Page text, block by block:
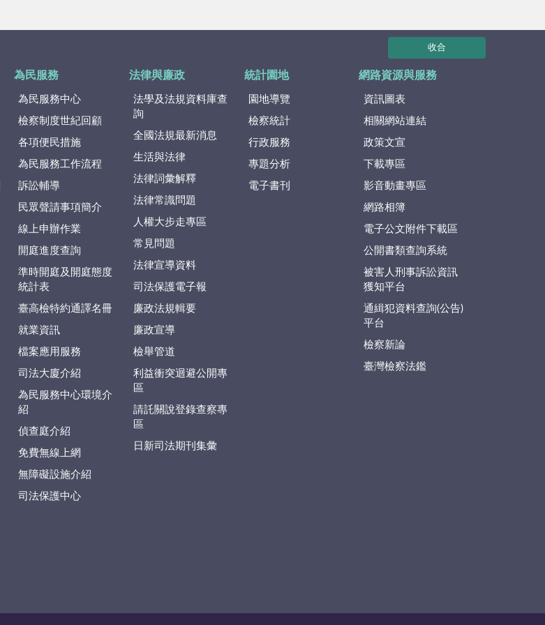
收合
為民服務
為民服務中心
檢察制度世紀回顧
各項便民措施
為民服務工作流程
訴訟輔導
民眾聲請事項簡介
線上申辦作業
開庭進度查詢
準時開庭及開庭態度
統計表
臺高檢特約通譯名冊
就業資訊
檔案應用服務
司法大廈介紹
為民服務中心環境介
紹
偵查庭介紹
免費無線上網
無障礙設施介紹
司法保護中心
法律與廉政
法學及法規資料庫查
詢
全國法規最新消息
生活與法律
法律詞彙解釋
法律常識問題
人權大步走專區
常見問題
法律宣導資料
司法保護電子報
廉政法規輯要
廉政宣導
檢舉管道
利益衝突迴避公開專
區
請託關說登錄查察專
區
日新司法期刊集彙
統計園地
園地導覽
檢察統計
行政服務
專題分析
電子書刊
網路資源與服務
資訊圖表
相關網站連結
政策文宣
下載專區
影音動畫專區
網路相簿
電子公文附件下載區
公開書類查詢系統
被害人刑事訴訟資訊
獲知平台
通緝犯資料查詢(公告)
平台
檢察新論
臺灣檢察法鑑